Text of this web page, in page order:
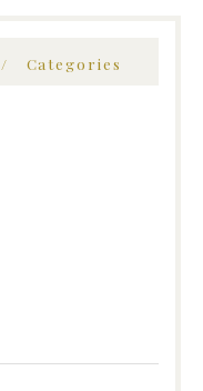
Categories